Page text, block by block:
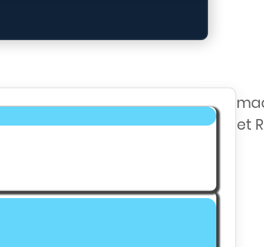
op zoekmachines zoals Google,
nodig? Neem contact op met het